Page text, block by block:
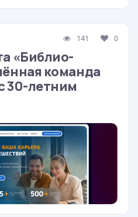
141 0
«Библио-
команда
30-летним